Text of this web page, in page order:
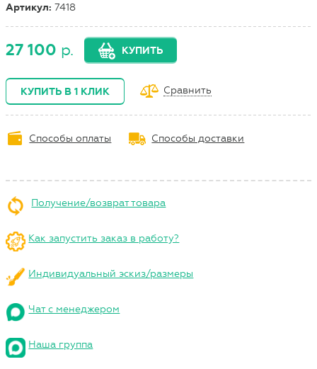
Артикул:7418
27 100 р. КУПИТЬ
КУПИТЬ В 1 КЛИК Сравнить
Способы оплаты Способы доставки
Получение/возврат товара
Как запустить заказ в работу?
Индивидуальный эскиз/размеры
Чат с менеджером
Наша группа